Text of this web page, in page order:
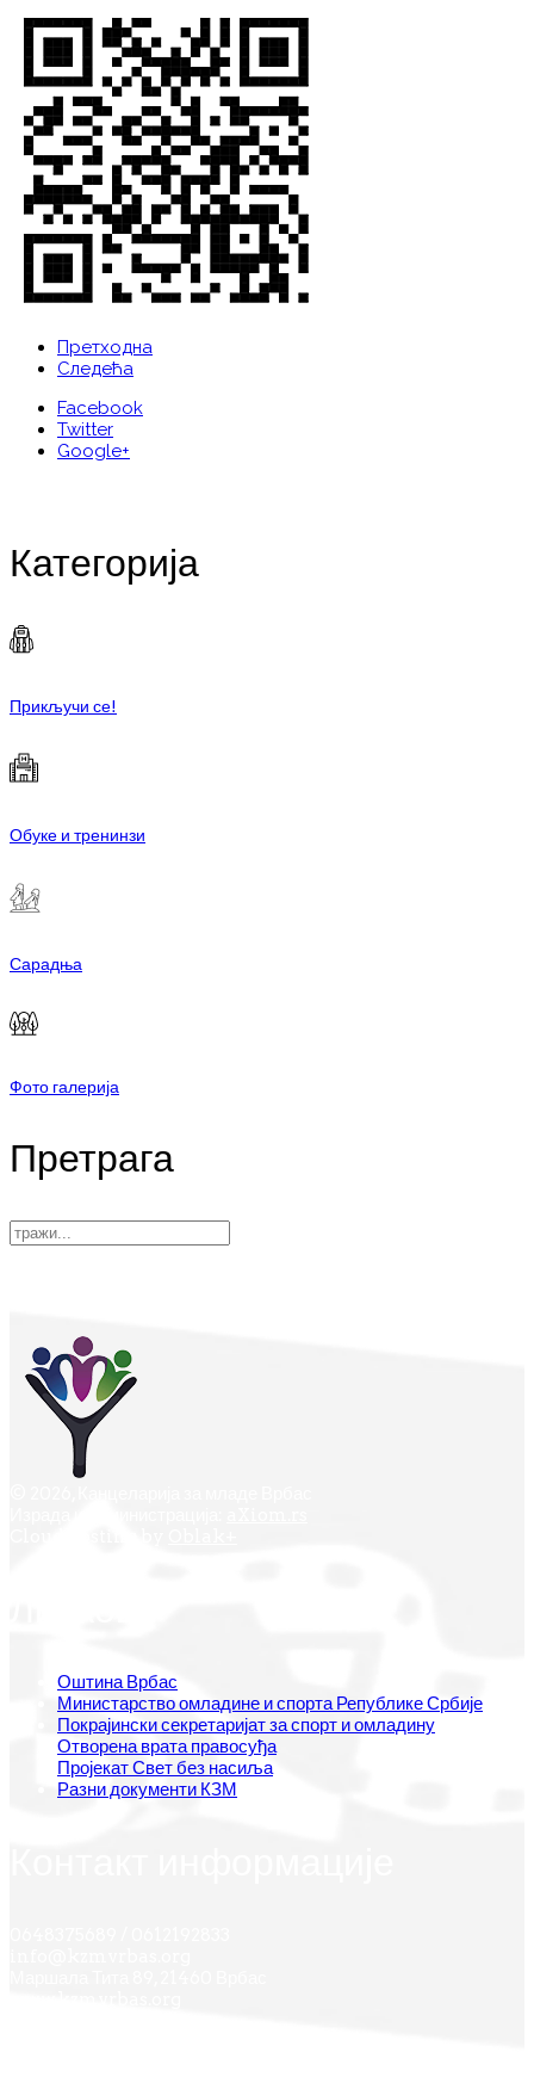
Претходна
Следећа
Facebook
Twitter
Google+
Категорија
Прикључи се!
Обуке и тренинзи
Сарадња
Фото галерија
Претрага
Оштина Врбас
Министарство омладине и спорта Републике Србије
Покрајински секретаријат за спорт и омладину
Отворена врата правосуђа
Пројекат Свет без насиља
Разни документи КЗМ